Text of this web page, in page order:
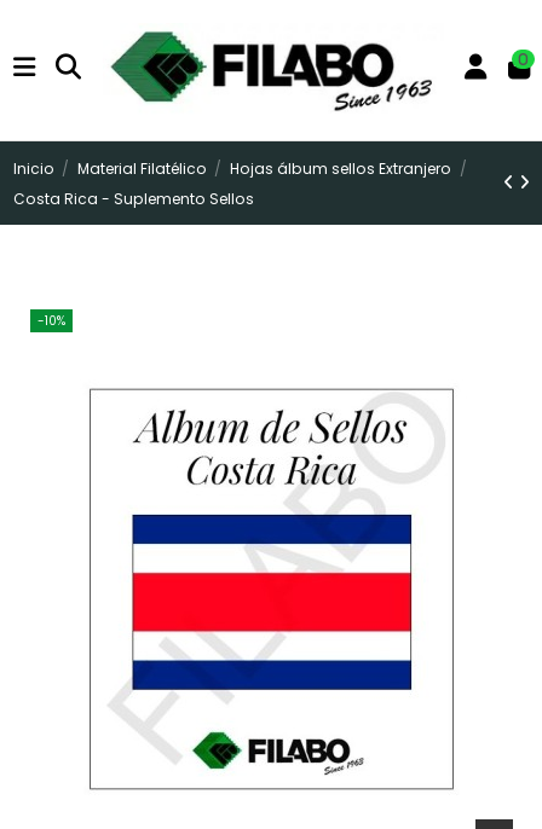
0
Inicio Material Filatélico
Hojas álbum sellos Extranjero
Costa Rica - Suplemento Sellos
-10%